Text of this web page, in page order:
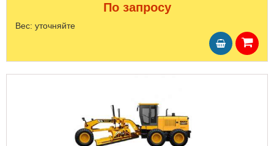
По запросу
Вес: уточняйте